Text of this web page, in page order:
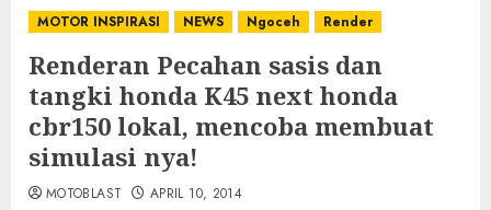
MOTOR INSPIRASI NEWS Ngoceh Render
Renderan Pecahan sasis dan
tangki honda K45 next honda
cbr150 lokal, mencoba membuat
simulasi nya!
MOTOBLAST APRIL 10, 2014